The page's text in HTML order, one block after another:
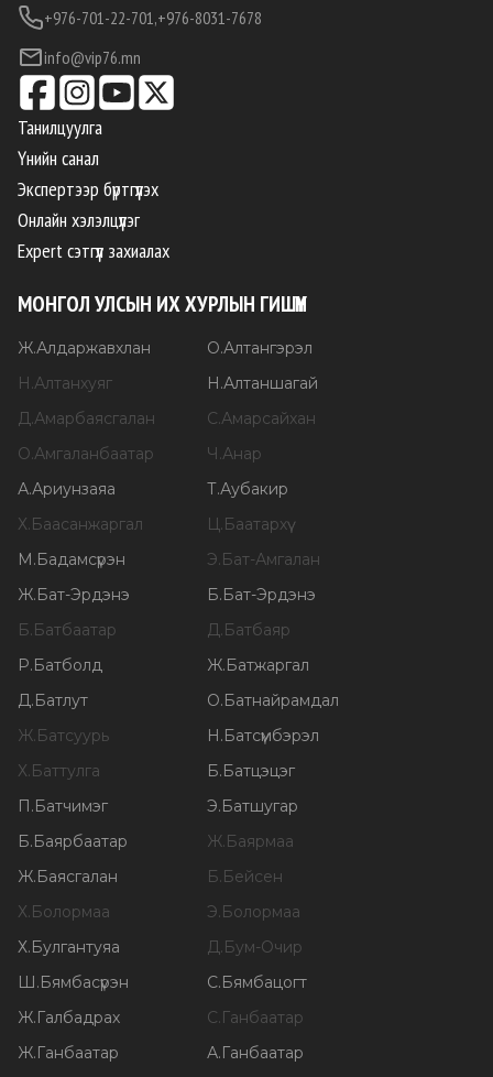
+976-701-22-701,+976-8031-7678
info@vip76.mn
Танилцуулга
Үнийн санал
Экспертээр бүртгүүлэх
Онлайн хэлэлцүүлэг
Expert сэтгүүл захиалах
МОНГОЛ УЛСЫН ИХ ХУРЛЫН ГИШҮҮН
Ж.Алдаржавхлан О.Алтангэрэл
Н.Алтанхуяг Н.Алтаншагай
Д.Амарбаясгалан С.Амарсайхан
О.Амгаланбаатар Ч.Анар
А.Ариунзаяа Т.Аубакир
Х.Баасанжаргал Ц.Баатархүү
М.Бадамсүрэн Э.Бат-Амгалан
Ж.Бат-Эрдэнэ Б.Бат-Эрдэнэ
Б.Батбаатар Д.Батбаяр
Р.Батболд Ж.Батжаргал
Д.Батлут О.Батнайрамдал
Ж.Батсуурь Н.Батсүмбэрэл
Х.Баттулга Б.Батцэцэг
П.Батчимэг Э.Батшугар
Б.Баярбаатар Ж.Баярмаа
Ж.Баясгалан Б.Бейсен
Х.Болормаа Э.Болормаа
Х.Булгантуяа Д.Бум-Очир
Ш.Бямбасүрэн С.Бямбацогт
Ж.Галбадрах С.Ганбаатар
Ж.Ганбаатар А.Ганбаатар